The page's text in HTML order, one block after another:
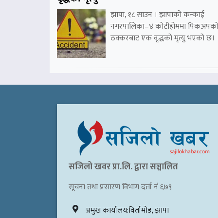
झापा, १८ साउन । झापाको कन्काई
नगरपालिका–४ कोटीहोममा पिकअपको
ठक्करबाट एक वृद्धको मृत्यु भएको छ।
सजिलो खवर प्रा.लि. द्वारा सञ्चालित
सूचना तथा प्रसारण विभाग दर्ता नं ६७९
प्रमुख कार्यालय:विर्तामोड, झापा